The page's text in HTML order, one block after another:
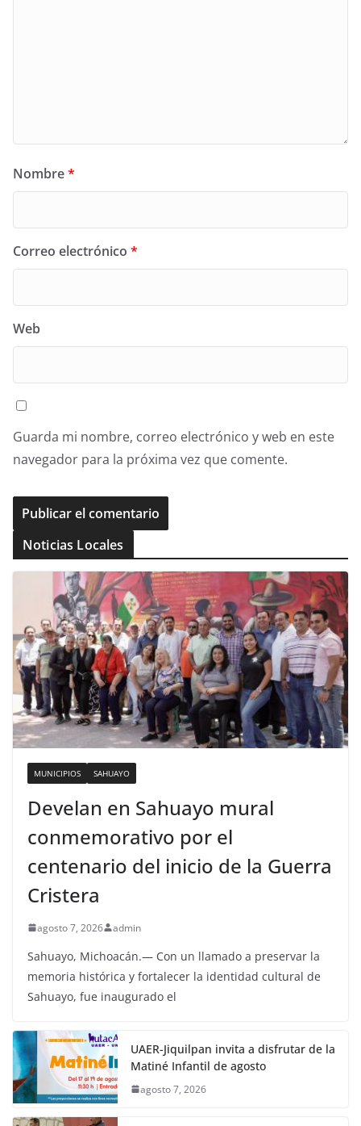
Nombre*
Correo electrónico *
Web
Guarda mi nombre, correo electrónico y web en este
navegador para la próxima vez que comente.
Noticias Locales
MUNICIPIOS SAHUAYO
Develan en Sahuayo mural
conmemorativo por el
centenario del inicio de la Guerra
Cristera
agosto 7, 2026 admin
Sahuayo, Michoacán.— Con un llamado a preservar la
memoria histórica y fortalecer la identidad cultural de
Sahuayo, fue inaugurado el
UAER-Jiquilpan invita a disfrutar de la
Matiné Infantil de agosto
agosto 7, 2026